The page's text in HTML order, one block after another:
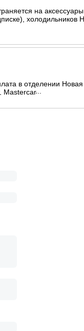
на аксессуары
холодильников
в отделении Новая
Visa),